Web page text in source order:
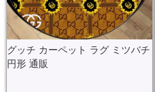
グッチ カーペット ラグ ミツバチ
円形 通販